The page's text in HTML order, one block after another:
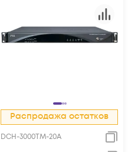
Распродажа остатков
DCH-3000TM-20A